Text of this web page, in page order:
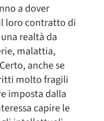
a dover
loro contratto di
realtà da
malattia,
anche se
molto fragili
imposta dalla
capire le